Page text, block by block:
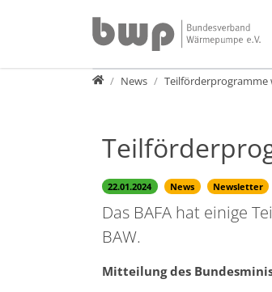
PresseNews Teilförderprogramme
22.01.2024 News Newsletter
Das BAFA hat einige
BAW.
Mitteilung des